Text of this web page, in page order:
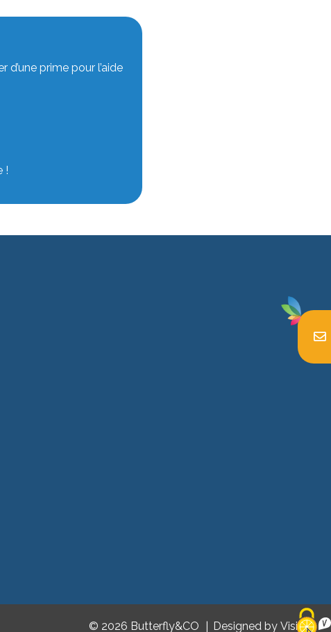
prime pour l’aide
!
© 2026 Butterfly&CO Designed by Visible